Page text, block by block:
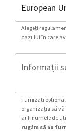
Alegeți
cazului în care
Furnizați
organizația să
ar fi numele de
rugăm să nu